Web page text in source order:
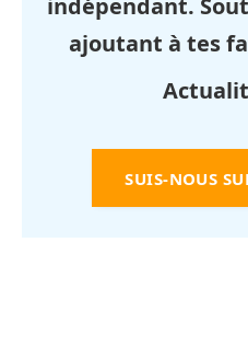
ajoutant à tes
SUIS-NOUS